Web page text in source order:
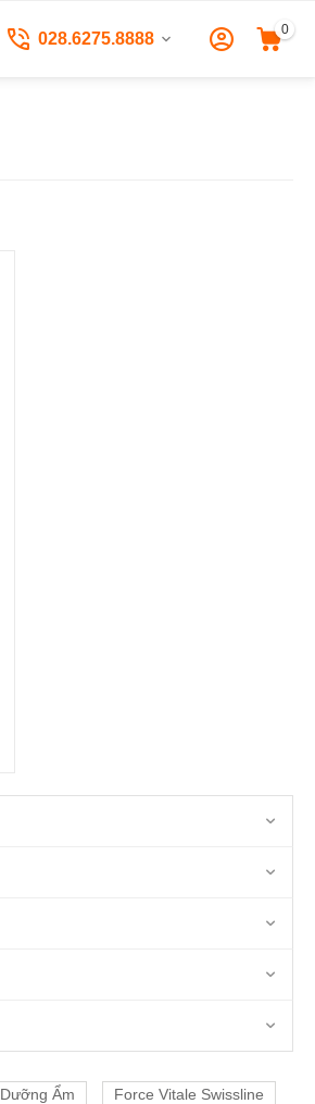
028.6275.8888 0
Dưỡng Ẩm Force Vitale Swissline